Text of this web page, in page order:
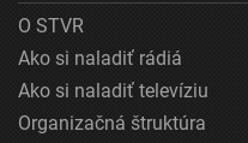
O STVR
Ako si naladiť rádiá
Ako si naladiť televíziu
Organizačná štruktúra